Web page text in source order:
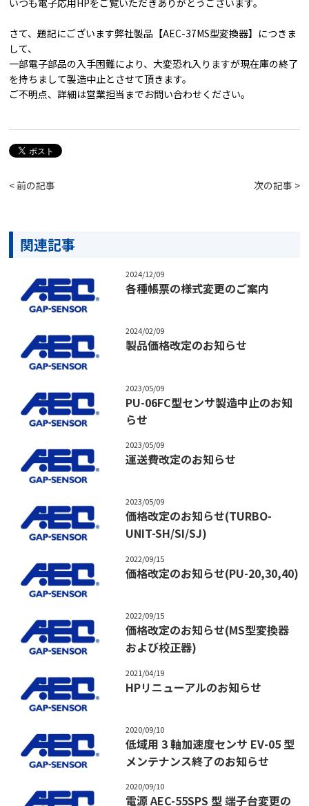
いつも電子応用HPをご覧いただきありがとうございます。
さて、題記にございます弊社製品【AEC-37MS型変換器】につきま
して、
一部電子部品の入手困難により、大変恐れ入りますが現在庫の終了
を持ちまして製造中止とさせて頂きます。
ご不明点、詳細は営業担当までお問い合わせください。
< 前の記事 次の記事 >
関連記事
2024/12/09
各種帳票の様式変更のご案内
2024/02/09
製品価格改定のお知らせ
2023/05/09
PU-06FC型センサ製造中止のお知
らせ
2023/05/09
運送費改定のお知らせ
2023/05/09
価格改定のお知らせ(TURBO-
UNIT-SH/SI/SJ)
2022/09/15
価格改定のお知らせ(PU-20,30,40)
2022/09/15
価格改定のお知らせ(MS型変換器
および校正器)
2021/04/19
HPリニューアルのお知らせ
2020/09/10
低域用 3 軸加速度センサ EV-05 型
メンテナンス終了のお知らせ
2020/09/10
電源 AEC-55SPS 型 端子台変更の